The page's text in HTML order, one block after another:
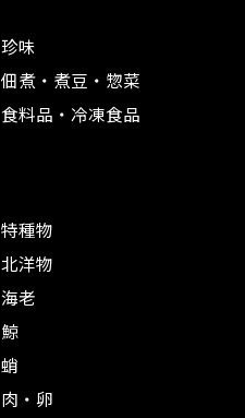
珍味
佃煮・煮豆・惣菜
食料品・冷凍食品
特種物
北洋物
海老
鯨
蛸
肉・卵